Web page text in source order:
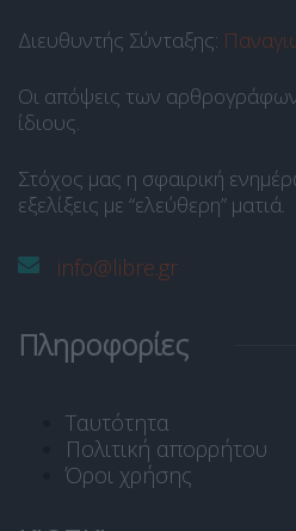
Διευθυντής Σύνταξης:
Οι απόψεις των
ίδιους.
Στόχος μας η σφαιρική
εξελίξεις με “ελεύθερη” ματιά.
info@libre.gr
Πληροφορίες
Ταυτότητα
Πολιτική απορρήτου
Όροι χρήσης